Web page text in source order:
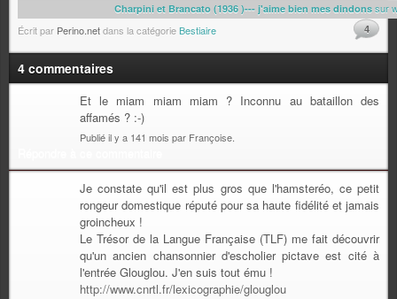
Charpini et Brancato (1936 )--- j'aime bien mes dindons sur
Écrit par Perino.netdans la catégorieBestiaire 4
4 commentaires
Et le miam miam miam ? Inconnu au bataillon des
affamés ? :-)
Publié il y a 141 mois par Françoise.
Je constate qu'il est plus gros que l'hamsteréo, ce petit
rongeur domestique réputé pour sa haute fidélité et jamais
groincheux !
Le Trésor de la Langue Française (TLF) me fait découvrir
qu'un ancien chansonnier d'escholier pictave est cité à
l'entrée Glouglou. J'en suis tout ému !
http://www.cnrtl.fr/lexicographie/glouglou